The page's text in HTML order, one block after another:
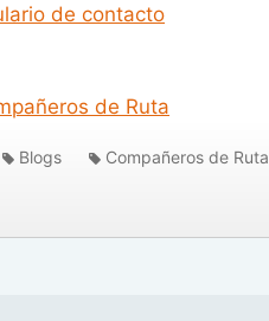
de contacto
de Ruta
Blogs Compañeros de Ruta